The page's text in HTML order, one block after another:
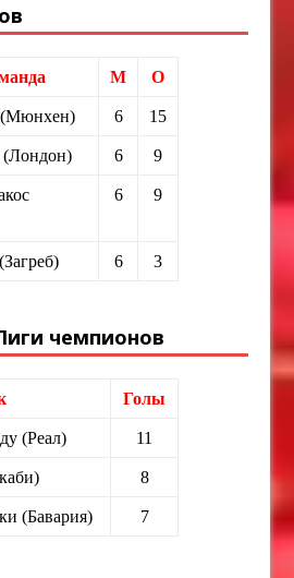
М О
(Мюнхен) 6 15
(Лондон) 6 9
6 9
6 3
чемпионов
Голы
(Реал) 11
8
(Бавария) 7